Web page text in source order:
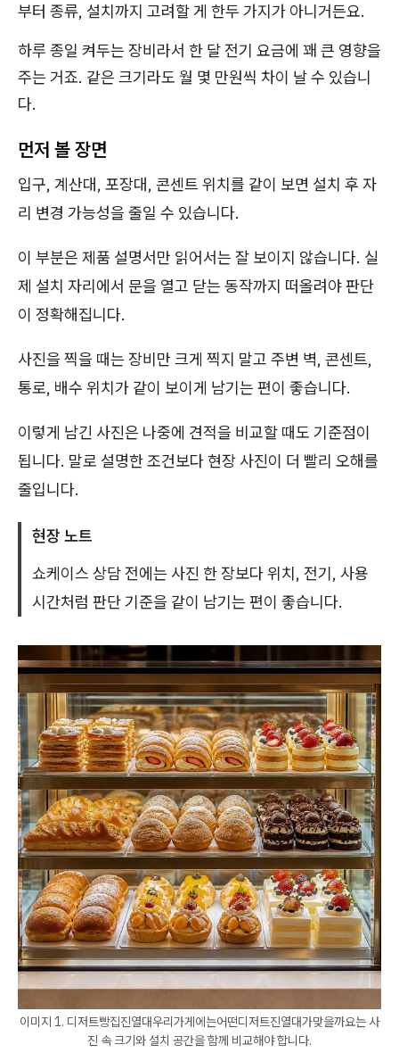
부터 종류, 설치까지 고려할 게 한두 가지가 아니거든요.
하루 종일 켜두는 장비라서 한 달 전기 요금에 꽤 큰 영향을
주는 거죠. 같은 크기라도 월 몇 만원씩 차이 날 수 있습니
다.
먼저 볼 장면
입구, 계산대, 포장대, 콘센트 위치를 같이 보면 설치 후 자
리 변경 가능성을 줄일 수 있습니다.
이 부분은 제품 설명서만 읽어서는 잘 보이지 않습니다. 실
제 설치 자리에서 문을 열고 닫는 동작까지 떠올려야 판단
이 정확해집니다.
사진을 찍을 때는 장비만 크게 찍지 말고 주변 벽, 콘센트,
통로, 배수 위치가 같이 보이게 남기는 편이 좋습니다.
이렇게 남긴 사진은 나중에 견적을 비교할 때도 기준점이
됩니다. 말로 설명한 조건보다 현장 사진이 더 빨리 오해를
줄입니다.
현장 노트
쇼케이스 상담 전에는 사진 한 장보다 위치, 전기, 사용
시간처럼 판단 기준을 같이 남기는 편이 좋습니다.
이미지 1. 디저트빵집진열대우리가게에는어떤디저트진열대가맞을까요는 사
진 속 크기와 설치 공간을 함께 비교해야 합니다.